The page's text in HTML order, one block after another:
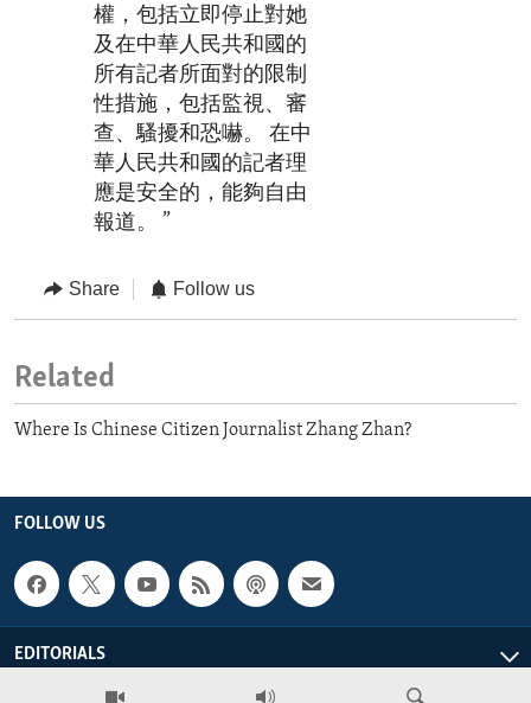
權，包括立即停止對她
及在中華人民共和國的
所有記者所面對的限制
性措施，包括監視、審
查、騷擾和恐嚇。 在中
華人民共和國的記者理
應是安全的，能夠自由
報道。 ”
Share Follow us
Related
Where Is Chinese Citizen Journalist Zhang Zhan?
FOLLOW US
EDITORIALS